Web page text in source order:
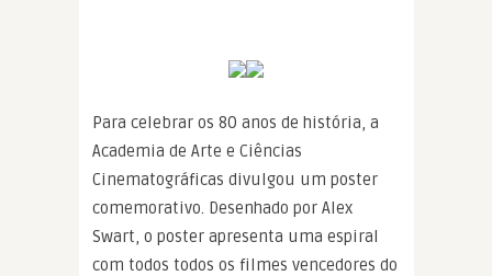
Para celebrar os 80 anos de história, a
Academia de Arte e Ciências
Cinematográficas divulgou um poster
comemorativo. Desenhado por Alex
Swart, o poster apresenta uma espiral
com todos todos os filmes vencedores do